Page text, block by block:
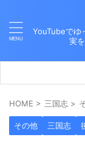
YouTubeでゆ
実
HOME > 三国志 >
その他 三国志